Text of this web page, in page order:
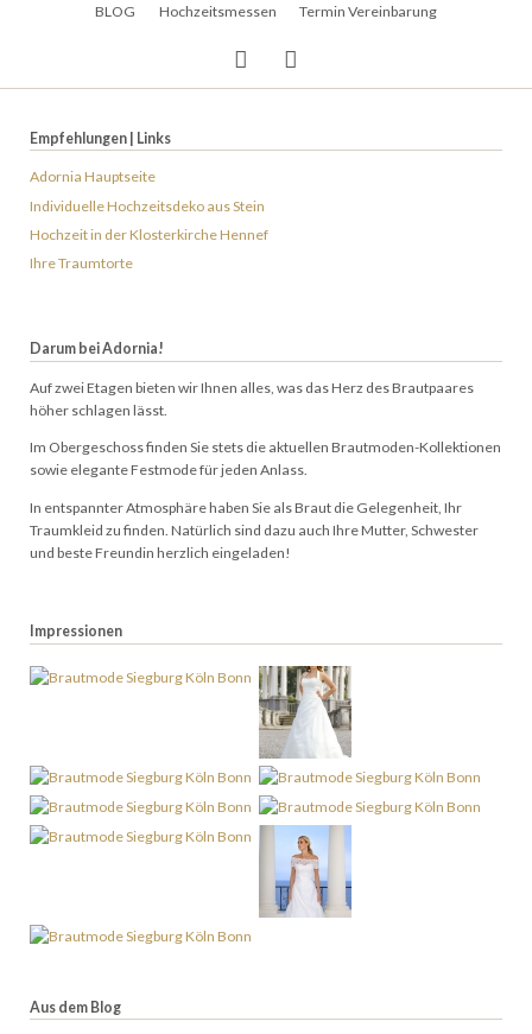
BLOG Hochzeitsmessen Termin Vereinbarung
Empfehlungen | Links
Adornia Hauptseite
Individuelle Hochzeitsdeko aus Stein
Hochzeit in der Klosterkirche Hennef
Ihre Traumtorte
Darum bei Adornia!
Auf zwei Etagen bieten wir Ihnen alles, was das Herz des Brautpaares
höher schlagen lässt.
Im Obergeschoss finden Sie stets die aktuellen Brautmoden-Kollektionen
sowie elegante Festmode für jeden Anlass.
In entspannter Atmosphäre haben Sie als Braut die Gelegenheit, Ihr
Traumkleid zu finden. Natürlich sind dazu auch Ihre Mutter, Schwester
und beste Freundin herzlich eingeladen!
Impressionen
Aus dem Blog